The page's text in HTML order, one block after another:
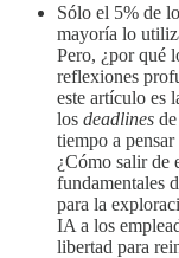
Sólo el 5% de
mayoría lo
Pero, ¿por qué
reflexiones
este artículo es
los deadlines
tiempo a
¿Cómo salir de
fundamentales
para la
IA a los
libertad para